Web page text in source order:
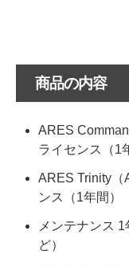
商品の内容
ARES
ライセンス（1
ARES Trinity（
ンス（1年間）
メンテナンス
ど）